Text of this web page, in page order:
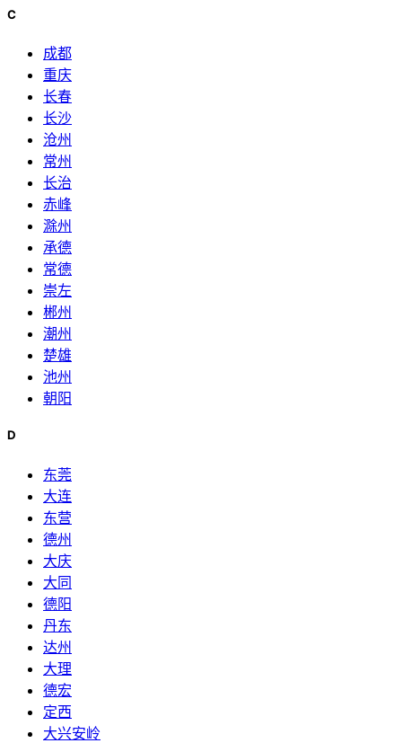
C
成都
重庆
长春
长沙
沧州
常州
长治
赤峰
滁州
承德
常德
崇左
郴州
潮州
楚雄
池州
朝阳
D
东莞
大连
东营
德州
大庆
大同
德阳
丹东
达州
大理
德宏
定西
大兴安岭